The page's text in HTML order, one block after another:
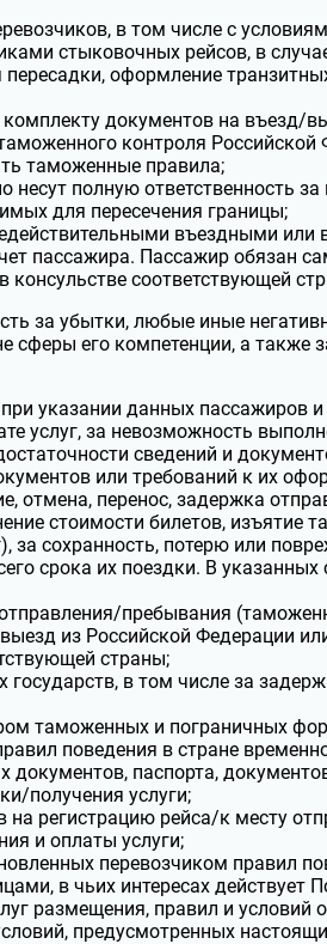
в том числе с
стыковочных рейсов, в
оформление
документов на въезд/
контроля Российской
таможенные правила;
полную ответственность за
для пересечения границы;
въездными
пассажира. Пассажир обязан
соответствующей
за убытки, любые иные
сферы его компетенции, а также
указании данных пассажиров
услуг, за невозможность
сведений и
или требований к их
отмена, перенос, задержка
стоимости билетов, изъятие
за сохранность, потерю или
срока их поездки. В указанных
пребывания
из Российской Федерации
страны;
государств, в том числе за
таможенных и пограничных
поведения в стране
документов, паспорта,
получения услуги;
на регистрацию рейса/к месту
и оплаты услуги;
перевозчиком правил
в чьих интересах действует
размещения, правил и условий
предусмотренных